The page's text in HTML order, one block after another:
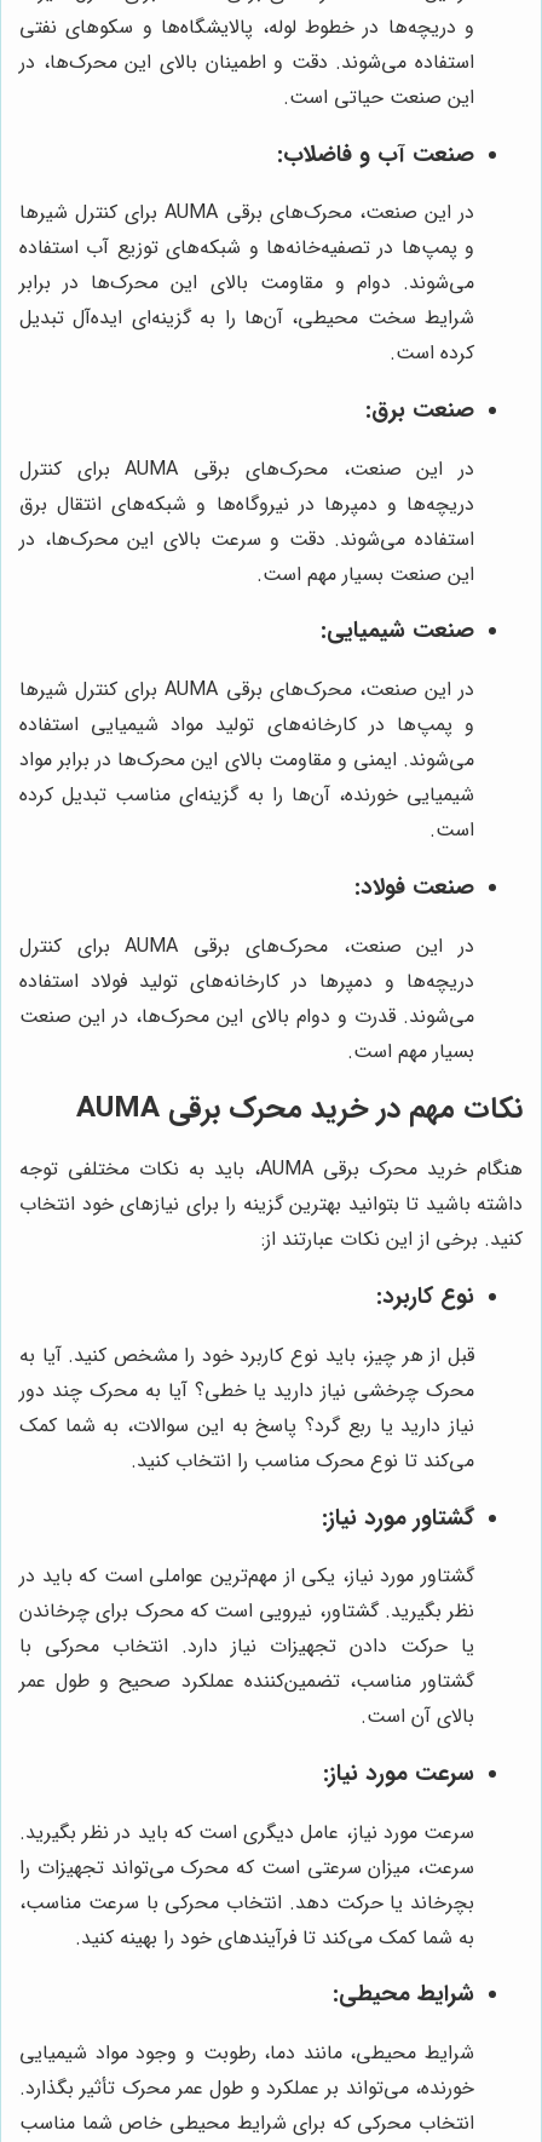
و دریچه‌ها در خطوط لوله، پالایشگاه‌ها و سکوهای نفتی
استفاده می‌شوند. دقت و اطمینان بالای این محرک‌ها، در
این صنعت حیاتی است.
صنعت آب و فاضلاب:
در این صنعت، محرک‌های برقی AUMA برای کنترل شیرها
و پمپ‌ها در تصفیه‌خانه‌ها و شبکه‌های توزیع آب استفاده
می‌شوند. دوام و مقاومت بالای این محرک‌ها در برابر
شرایط سخت محیطی، آن‌ها را به گزینه‌ای ایده‌آل تبدیل
کرده است.
صنعت برق:
در این صنعت، محرک‌های برقی AUMA برای کنترل
دریچه‌ها و دمپرها در نیروگاه‌ها و شبکه‌های انتقال برق
استفاده می‌شوند. دقت و سرعت بالای این محرک‌ها، در
این صنعت بسیار مهم است.
صنعت شیمیایی:
در این صنعت، محرک‌های برقی AUMA برای کنترل شیرها
و پمپ‌ها در کارخانه‌های تولید مواد شیمیایی استفاده
می‌شوند. ایمنی و مقاومت بالای این محرک‌ها در برابر مواد
شیمیایی خورنده، آن‌ها را به گزینه‌ای مناسب تبدیل کرده
است.
صنعت فولاد:
در این صنعت، محرک‌های برقی AUMA برای کنترل
دریچه‌ها و دمپرها در کارخانه‌های تولید فولاد استفاده
می‌شوند. قدرت و دوام بالای این محرک‌ها، در این صنعت
بسیار مهم است.
نکات مهم در خرید محرک برقی AUMA
هنگام خرید محرک برقی AUMA، باید به نکات مختلفی توجه
داشته باشید تا بتوانید بهترین گزینه را برای نیازهای خود انتخاب
کنید. برخی از این نکات عبارتند از:
نوع کاربرد:
قبل از هر چیز، باید نوع کاربرد خود را مشخص کنید. آیا به
محرک چرخشی نیاز دارید یا خطی؟ آیا به محرک چند دور
نیاز دارید یا ربع گرد؟ پاسخ به این سوالات، به شما کمک
می‌کند تا نوع محرک مناسب را انتخاب کنید.
گشتاور مورد نیاز:
گشتاور مورد نیاز، یکی از مهم‌ترین عواملی است که باید در
نظر بگیرید. گشتاور، نیرویی است که محرک برای چرخاندن
یا حرکت دادن تجهیزات نیاز دارد. انتخاب محرکی با
گشتاور مناسب، تضمین‌کننده عملکرد صحیح و طول عمر
بالای آن است.
سرعت مورد نیاز:
سرعت مورد نیاز، عامل دیگری است که باید در نظر بگیرید.
سرعت، میزان سرعتی است که محرک می‌تواند تجهیزات را
بچرخاند یا حرکت دهد. انتخاب محرکی با سرعت مناسب،
به شما کمک می‌کند تا فرآیندهای خود را بهینه کنید.
شرایط محیطی:
شرایط محیطی، مانند دما، رطوبت و وجود مواد شیمیایی
خورنده، می‌تواند بر عملکرد و طول عمر محرک تأثیر بگذارد.
انتخاب محرکی که برای شرایط محیطی خاص شما مناسب